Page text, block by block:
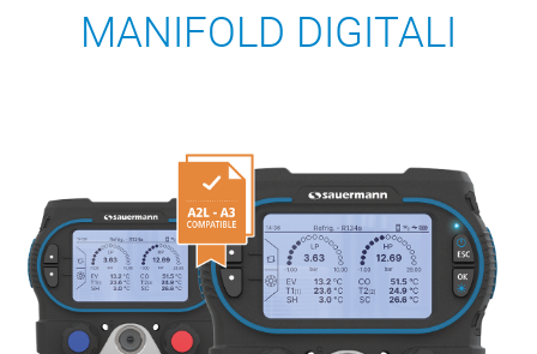
MANIFOLD DIGITALI